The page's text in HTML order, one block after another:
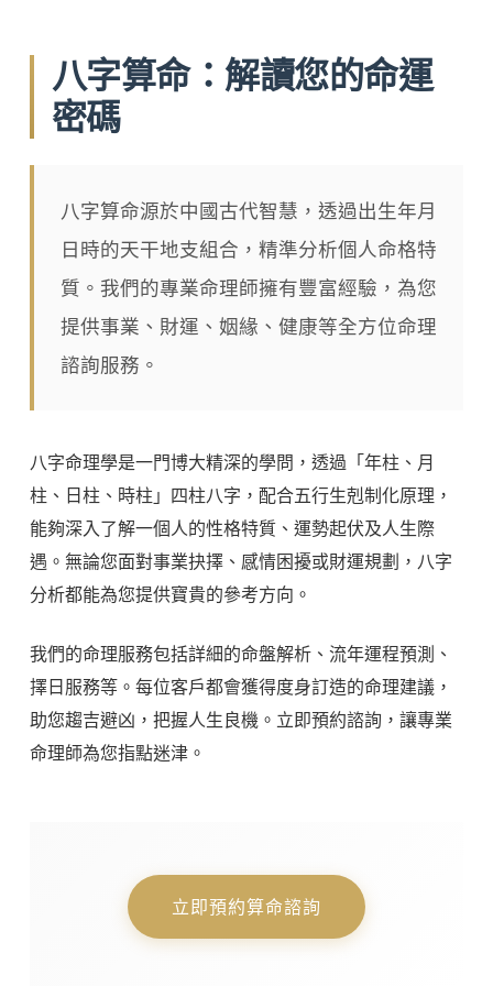
八字算命：解讀您的命運
密碼
八字算命源於中國古代智慧，透過出生年月
日時的天干地支組合，精準分析個人命格特
質。我們的專業命理師擁有豐富經驗，為您
提供事業、財運、姻緣、健康等全方位命理
諮詢服務。
八字命理學是一門博大精深的學問，透過「年柱、月
柱、日柱、時柱」四柱八字，配合五行生剋制化原理，
能夠深入了解一個人的性格特質、運勢起伏及人生際
遇。無論您面對事業抉擇、感情困擾或財運規劃，八字
分析都能為您提供寶貴的參考方向。
我們的命理服務包括詳細的命盤解析、流年運程預測、
擇日服務等。每位客戶都會獲得度身訂造的命理建議，
助您趨吉避凶，把握人生良機。立即預約諮詢，讓專業
命理師為您指點迷津。
立即預約算命諮詢